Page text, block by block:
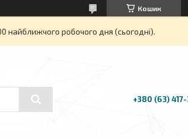
Кошик
найближчого робочого дня (сьогодні).
+380 (63)